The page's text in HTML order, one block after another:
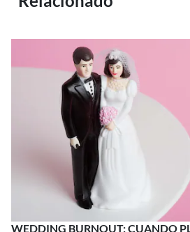
WEDDING BURNOUT: CUANDO